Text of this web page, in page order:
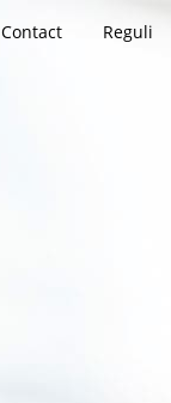
Contact Reguli